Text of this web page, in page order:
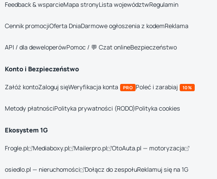
Feedback & wsparcieMapa stronyLista województwRegulamin
Cennik promocjiOferta DniaDarmowe ogłoszenia z kodemReklama
API / dla deweloperówPomoc / 💬 Czat onlineBezpieczeństwo
Konto i Bezpieczeństwo
Załóż kontoZaloguj sięWeryfikacja konta PRO Poleć i zarabiaj 10%
Metody płatnościPolityka prywatności (RODO)Polityka cookies
Ekosystem 1G
Frogle.pl Mediaboxy.pl Mailerpro.pl OtoAuta.pl — motoryzacja
osiedlo.pl — nieruchomości Dołącz do zespołuReklamuj się na 1G